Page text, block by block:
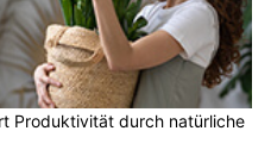
Produktivität durch natürliche